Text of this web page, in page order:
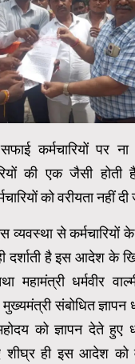
कर्मचारियों पर ना
की एक जैसी
को वरीयता नहीं
व्यवस्था से
दर्शाती है इस आदेश के
महामंत्री धर्मवीर
मुख्यमंत्री संबोधित
को ज्ञापन देते हुए
शीघ्र ही इस आदेश